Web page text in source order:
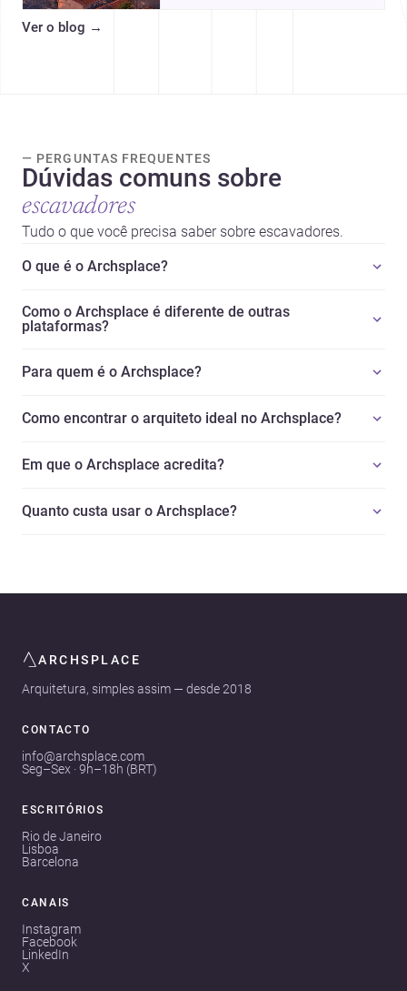
Ver o blog →
— PERGUNTAS FREQUENTES
Dúvidas comuns sobre
escavadores
Tudo o que você precisa saber sobre escavadores.
O que é o Archsplace?
Como o Archsplace é diferente de outras
plataformas?
Para quem é o Archsplace?
Como encontrar o arquiteto ideal no Archsplace?
Em que o Archsplace acredita?
Quanto custa usar o Archsplace?
ARCHSPLACE
Arquitetura, simples assim — desde 2018
CONTACTO
info@archsplace.com
Seg–Sex · 9h–18h (BRT)
ESCRITÓRIOS
Rio de Janeiro
Lisboa
Barcelona
CANAIS
Instagram
Facebook
LinkedIn
X